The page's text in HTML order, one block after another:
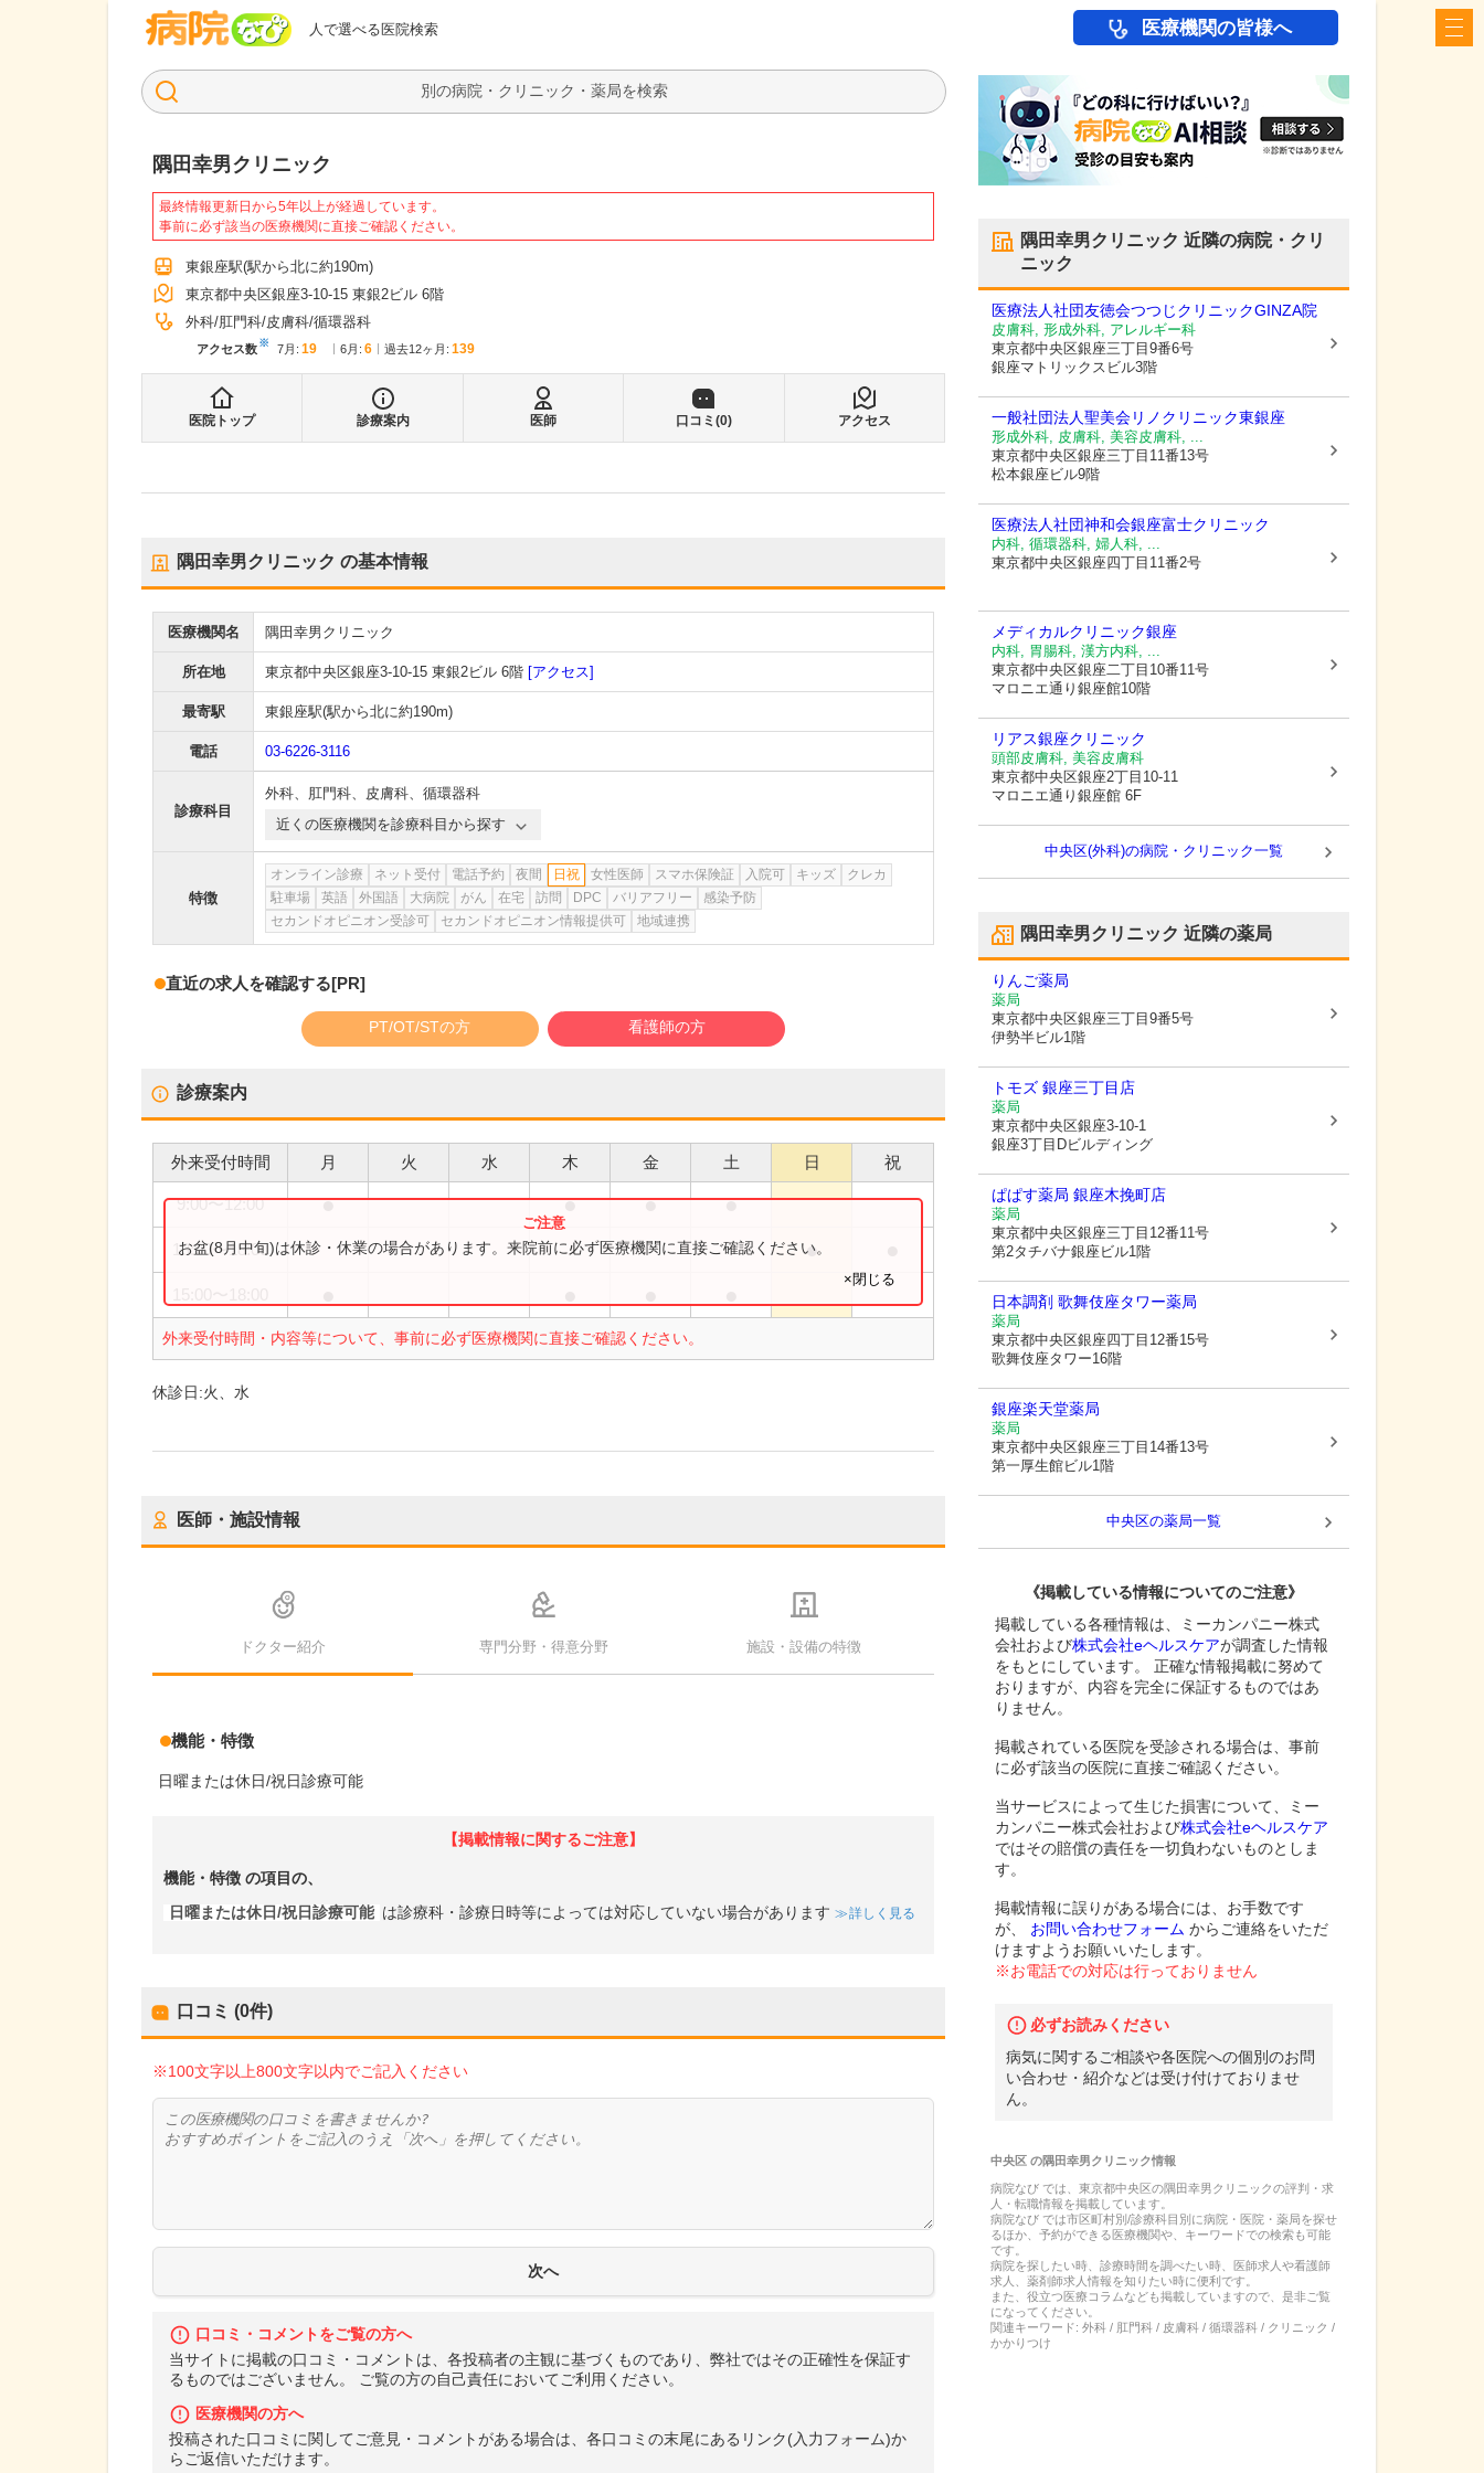
人で選べる医院検索
病院なび 医療機関の皆様へ
検索
隅田幸男クリニック
最終情報更新日から5年以上が経過しています。
事前に必ず該当の医療機関に直接ご確認ください。
東銀座駅(駅から北に約190m)
東京都中央区銀座3-10-15 東銀2ビル 6階
外科 肛門科 皮膚科 循環器科
アクセス数※ 7月 : 19 6月 : 6 過去12ヶ月: 139
医院トップ 診療案内 医師 口コミ(0) アクセス
隅田幸男クリニック の基本情報
医療機関名 隅田幸男クリニック
所在地 東京都中央区銀座3-10-15 東銀2ビル 6階 [アクセス]
最寄駅 東銀座駅(駅から北に約190m)
電話 03-6226-3116
診療科目
外科、 肛門科、 皮膚科、 循環器科
近くの医療機関を診療科目から探す
特徴
オンライン診療 ネット受付 電話予約 夜間 日祝 女性医師 スマホ保険証 入院可 キッズ
クレカ
駐車場
英語 外国語 大病院 がん 在宅 訪問 DPC バリアフリー
感染予防
セカンドオピニオン受診可
セカンドオピニオン情報提供可 地域連携
直近の求人を確認する[PR]
PT/OT/STの方 看護師の方
診療案内
外来受付時間 月 火 水 木 金 土 日 祝
9:00〜12:00 ● ● ● ●
13:00〜18:00 ●
外来受付時間・内容等について、事前に必ず医療機関に直接ご確認ください。
お盆(8月中旬)は休診・休業の場合があります。来院前に必ず医療機関に直接ご確認ください。
×閉じる
休診日:火、水
医師・施設情報
ドクター紹介 専門分野・得意分野 施設・設備の特徴
機能・特徴
日曜または休日/祝日診療可能
【掲載情報に関するご注意】
機能・特徴 の項目の、
日曜または休日/祝日診療可能 は診療科・診療日時等によっては対応していない場合があります 詳しく見る
口コミ (0件)
※100文字以上800文字以内でご記入ください
口コミ・コメントをご覧の方へ
当サイトに掲載の口コミ・コメントは、各投稿者の主観に基づくものであり、弊社ではその正確性を保証す
るものではございません。 ご覧の方の自己責任においてご利用ください。
医療機関の方へ
投稿された口コミに関してご意見・コメントがある場合は、各口コミの末尾にあるリンク(入力フォーム)か
らご返信いただけます。
隅田幸男クリニック 近隣の病院・クリ
ニック
医療法人社団友徳会つつじクリニックGINZA院
皮膚科, 形成外科, アレルギー科
東京都中央区銀座三丁目9番6号
銀座マトリックスビル3階
一般社団法人聖美会リノクリニック東銀座
形成外科, 皮膚科, 美容皮膚科, ...
東京都中央区銀座三丁目11番13号
松本銀座ビル9階
医療法人社団神和会銀座富士クリニック
内科, 循環器科, 婦人科, ...
東京都中央区銀座四丁目11番2号
メディカルクリニック銀座
内科, 胃腸科, 漢方内科, ...
東京都中央区銀座二丁目10番11号
マロニエ通り銀座館10階
リアス銀座クリニック
頭部皮膚科, 美容皮膚科
東京都中央区銀座2丁目10-11
マロニエ通り銀座館 6F
中央区(外科)の病院・クリニック一覧
隅田幸男クリニック 近隣の薬局
りんご薬局
薬局
東京都中央区銀座三丁目9番5号
伊勢半ビル1階
トモズ 銀座三丁目店
薬局
東京都中央区銀座3-10-1
銀座3丁目Dビルディング
ぱぱす薬局 銀座木挽町店
薬局
東京都中央区銀座三丁目12番11号
第2タチバナ銀座ビル1階
日本調剤 歌舞伎座タワー薬局
薬局
東京都中央区銀座四丁目12番15号
歌舞伎座タワー16階
銀座楽天堂薬局
薬局
東京都中央区銀座三丁目14番13号
第一厚生館ビル1階
中央区の薬局一覧
《掲載している情報についてのご注意》
掲載している各種情報は、ミーカンパニー株式
会社および株式会社eヘルスケアが調査した情報
をもとにしています。 正確な情報掲載に努めて
おりますが、内容を完全に保証するものではあ
りません。
掲載されている医院を受診される場合は、事前
に必ず該当の医院に直接ご確認ください。
当サービスによって生じた損害について、ミー
カンパニー株式会社および株式会社eヘルスケア
ではその賠償の責任を一切負わないものとしま
す。
掲載情報に誤りがある場合には、お手数です
が、
お問い合わせフォーム からご連絡をいただ
けますようお願いいたします。
※お電話での対応は行っておりません
必ずお読みください
病気に関するご相談や各医院への個別のお問
い合わせ・紹介などは受け付けておりませ
ん。
中央区の隅田幸男クリニック情報
病院なび では、 東京都中央区の隅田幸男クリニックの評判・求
人・転職情報を掲載しています。
病院なび では市区町村別/診療科目別に病院・医院・薬局を探せ
るほか、予約ができる医療機関や、キーワードでの検索も可能
です。
病院を探したい時、診療時間を調べたい時、医師求人や看護師
求人、薬剤師求人情報を知りたい時に便利です。
また、役立つ医療コラムなども掲載していますので、是非ご覧
になってください。
関連キーワード: 外科 / 肛門科 / 皮膚科 / 循環器科 / クリニック /
かかりつけ